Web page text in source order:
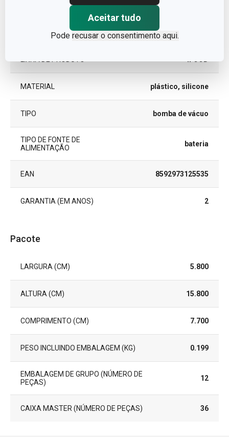
Aceitar tudo
Pode recusar o consentimento aqui.
embalagem de vácuo de
alimentos
MATERIAL plástico, silicone
TIPO bomba de vácuo
TIPO DE FONTE DE
ALIMENTAÇÃO
bateria
EAN 8592973125535
GARANTIA (EM ANOS) 2
Pacote
LARGURA (CM) 5.800
ALTURA (CM) 15.800
COMPRIMENTO (CM) 7.700
PESO INCLUINDO EMBALAGEM (KG) 0.199
EMBALAGEM DE GRUPO (NÚMERO DE
PEÇAS)
12
CAIXA MASTER (NÚMERO DE PEÇAS) 36